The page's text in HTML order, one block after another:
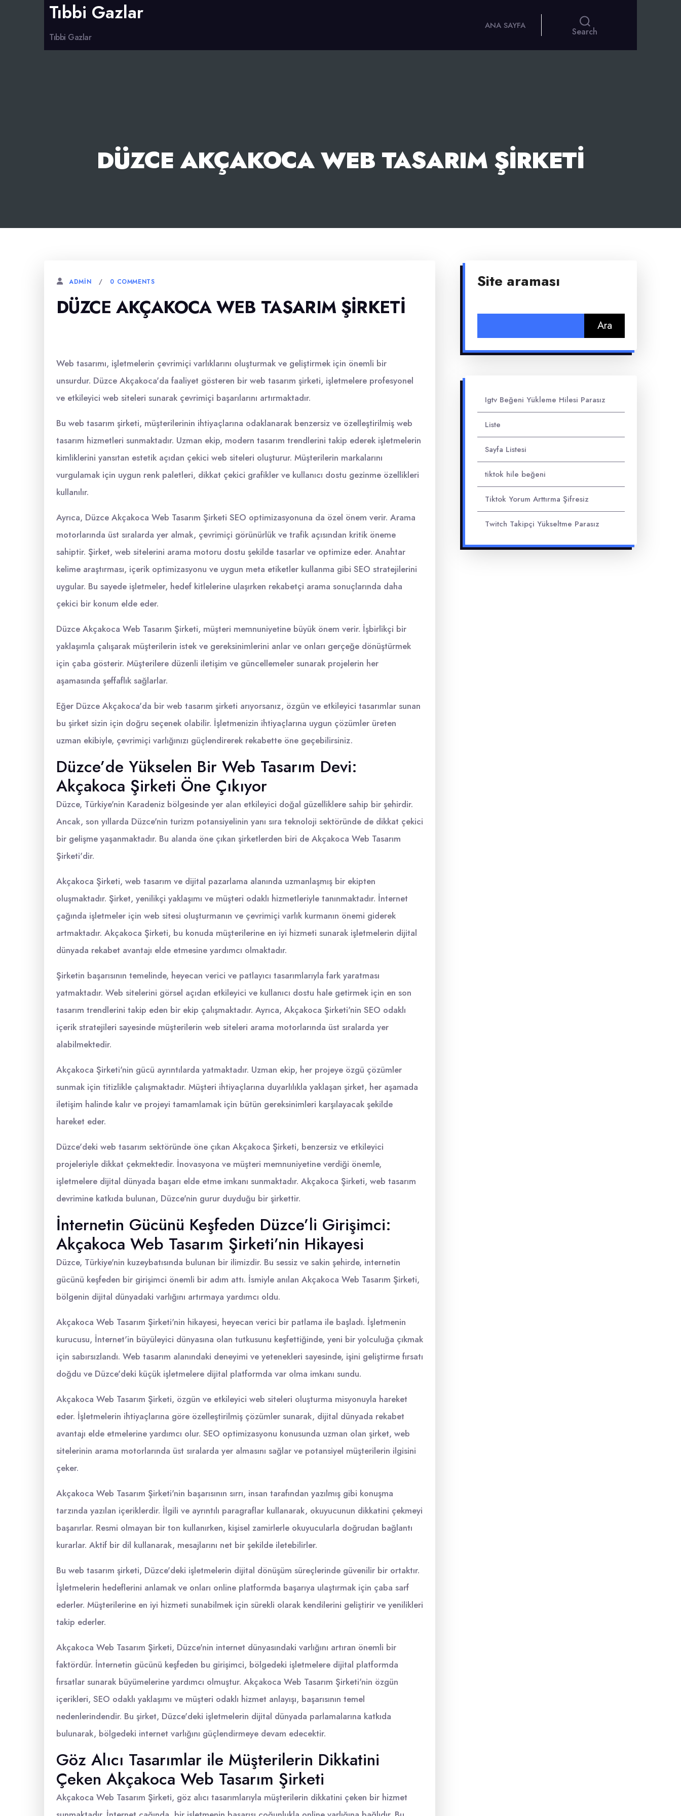
Tıbbi Gazlar
Tıbbi Gazlar
ANA SAYFA
Search
DÜZCE AKÇAKOCA WEB TASARIM ŞIRKETI
ADMIN 0 COMMENTS
DÜZCE AKÇAKOCA WEB TASARIM ŞIRKETI
Web tasarımı, işletmelerin çevrimiçi varlıklarını oluşturmak ve geliştirmek için önemli bir
unsurdur. Düzce Akçakoca'da faaliyet gösteren bir web tasarım şirketi, işletmelere profesyonel
ve etkileyici web siteleri sunarak çevrimiçi başarılarını artırmaktadır.
Bu web tasarım şirketi, müşterilerinin ihtiyaçlarına odaklanarak benzersiz ve özelleştirilmiş web
tasarım hizmetleri sunmaktadır. Uzman ekip, modern tasarım trendlerini takip ederek işletmelerin
kimliklerini yansıtan estetik açıdan çekici web siteleri oluşturur. Müşterilerin markalarını
vurgulamak için uygun renk paletleri, dikkat çekici grafikler ve kullanıcı dostu gezinme özellikleri
kullanılır.
Ayrıca, Düzce Akçakoca Web Tasarım Şirketi SEO optimizasyonuna da özel önem verir. Arama
motorlarında üst sıralarda yer almak, çevrimiçi görünürlük ve trafik açısından kritik öneme
sahiptir. Şirket, web sitelerini arama motoru dostu şekilde tasarlar ve optimize eder. Anahtar
kelime araştırması, içerik optimizasyonu ve uygun meta etiketler kullanma gibi SEO stratejilerini
uygular. Bu sayede işletmeler, hedef kitlelerine ulaşırken rekabetçi arama sonuçlarında daha
çekici bir konum elde eder.
Düzce Akçakoca Web Tasarım Şirketi, müşteri memnuniyetine büyük önem verir. İşbirlikçi bir
yaklaşımla çalışarak müşterilerin istek ve gereksinimlerini anlar ve onları gerçeğe dönüştürmek
için çaba gösterir. Müşterilere düzenli iletişim ve güncellemeler sunarak projelerin her
aşamasında şeffaflık sağlarlar.
Eğer Düzce Akçakoca'da bir web tasarım şirketi arıyorsanız, özgün ve etkileyici tasarımlar sunan
bu şirket sizin için doğru seçenek olabilir. İşletmenizin ihtiyaçlarına uygun çözümler üreten
uzman ekibiyle, çevrimiçi varlığınızı güçlendirerek rekabette öne geçebilirsiniz.
Düzce’de Yükselen Bir Web Tasarım Devi:
Akçakoca Şirketi Öne Çıkıyor
Düzce, Türkiye'nin Karadeniz bölgesinde yer alan etkileyici doğal güzelliklere sahip bir şehirdir.
Ancak, son yıllarda Düzce'nin turizm potansiyelinin yanı sıra teknoloji sektöründe de dikkat çekici
bir gelişme yaşanmaktadır. Bu alanda öne çıkan şirketlerden biri de Akçakoca Web Tasarım
Şirketi'dir.
Akçakoca Şirketi, web tasarım ve dijital pazarlama alanında uzmanlaşmış bir ekipten
oluşmaktadır. Şirket, yenilikçi yaklaşımı ve müşteri odaklı hizmetleriyle tanınmaktadır. İnternet
çağında işletmeler için web sitesi oluşturmanın ve çevrimiçi varlık kurmanın önemi giderek
artmaktadır. Akçakoca Şirketi, bu konuda müşterilerine en iyi hizmeti sunarak işletmelerin dijital
dünyada rekabet avantajı elde etmesine yardımcı olmaktadır.
Şirketin başarısının temelinde, heyecan verici ve patlayıcı tasarımlarıyla fark yaratması
yatmaktadır. Web sitelerini görsel açıdan etkileyici ve kullanıcı dostu hale getirmek için en son
tasarım trendlerini takip eden bir ekip çalışmaktadır. Ayrıca, Akçakoca Şirketi'nin SEO odaklı
içerik stratejileri sayesinde müşterilerin web siteleri arama motorlarında üst sıralarda yer
alabilmektedir.
Akçakoca Şirketi'nin gücü ayrıntılarda yatmaktadır. Uzman ekip, her projeye özgü çözümler
sunmak için titizlikle çalışmaktadır. Müşteri ihtiyaçlarına duyarlılıkla yaklaşan şirket, her aşamada
iletişim halinde kalır ve projeyi tamamlamak için bütün gereksinimleri karşılayacak şekilde
hareket eder.
Düzce'deki web tasarım sektöründe öne çıkan Akçakoca Şirketi, benzersiz ve etkileyici
projeleriyle dikkat çekmektedir. İnovasyona ve müşteri memnuniyetine verdiği önemle,
işletmelere dijital dünyada başarı elde etme imkanı sunmaktadır. Akçakoca Şirketi, web tasarım
devrimine katkıda bulunan, Düzce'nin gurur duyduğu bir şirkettir.
İnternetin Gücünü Keşfeden Düzce’li Girişimci:
Akçakoca Web Tasarım Şirketi’nin Hikayesi
Düzce, Türkiye'nin kuzeybatısında bulunan bir ilimizdir. Bu sessiz ve sakin şehirde, internetin
gücünü keşfeden bir girişimci önemli bir adım attı. İsmiyle anılan Akçakoca Web Tasarım Şirketi,
bölgenin dijital dünyadaki varlığını artırmaya yardımcı oldu.
Akçakoca Web Tasarım Şirketi'nin hikayesi, heyecan verici bir patlama ile başladı. İşletmenin
kurucusu, İnternet'in büyüleyici dünyasına olan tutkusunu keşfettiğinde, yeni bir yolculuğa çıkmak
için sabırsızlandı. Web tasarım alanındaki deneyimi ve yetenekleri sayesinde, işini geliştirme fırsatı
doğdu ve Düzce'deki küçük işletmelere dijital platformda var olma imkanı sundu.
Akçakoca Web Tasarım Şirketi, özgün ve etkileyici web siteleri oluşturma misyonuyla hareket
eder. İşletmelerin ihtiyaçlarına göre özelleştirilmiş çözümler sunarak, dijital dünyada rekabet
avantajı elde etmelerine yardımcı olur. SEO optimizasyonu konusunda uzman olan şirket, web
sitelerinin arama motorlarında üst sıralarda yer almasını sağlar ve potansiyel müşterilerin ilgisini
çeker.
Akçakoca Web Tasarım Şirketi'nin başarısının sırrı, insan tarafından yazılmış gibi konuşma
tarzında yazılan içeriklerdir. İlgili ve ayrıntılı paragraflar kullanarak, okuyucunun dikkatini çekmeyi
başarırlar. Resmi olmayan bir ton kullanırken, kişisel zamirlerle okuyucularla doğrudan bağlantı
kurarlar. Aktif bir dil kullanarak, mesajlarını net bir şekilde iletebilirler.
Bu web tasarım şirketi, Düzce'deki işletmelerin dijital dönüşüm süreçlerinde güvenilir bir ortaktır.
İşletmelerin hedeflerini anlamak ve onları online platformda başarıya ulaştırmak için çaba sarf
ederler. Müşterilerine en iyi hizmeti sunabilmek için sürekli olarak kendilerini geliştirir ve yenilikleri
takip ederler.
Akçakoca Web Tasarım Şirketi, Düzce'nin internet dünyasındaki varlığını artıran önemli bir
faktördür. İnternetin gücünü keşfeden bu girişimci, bölgedeki işletmelere dijital platformda
fırsatlar sunarak büyümelerine yardımcı olmuştur. Akçakoca Web Tasarım Şirketi'nin özgün
içerikleri, SEO odaklı yaklaşımı ve müşteri odaklı hizmet anlayışı, başarısının temel
nedenlerindendir. Bu şirket, Düzce'deki işletmelerin dijital dünyada parlamalarına katkıda
bulunarak, bölgedeki internet varlığını güçlendirmeye devam edecektir.
Göz Alıcı Tasarımlar ile Müşterilerin Dikkatini
Çeken Akçakoca Web Tasarım Şirketi
Akçakoca Web Tasarım Şirketi, göz alıcı tasarımlarıyla müşterilerin dikkatini çeken bir hizmet
Site araması
Igtv Beğeni Yükleme Hilesi Parasız
Liste
Sayfa Listesi
tiktok hile beğeni
Tiktok Yorum Arttırma Şifresiz
Twitch Takipçi Yükseltme Parasız